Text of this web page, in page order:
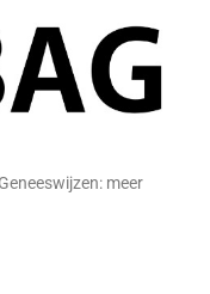
meer